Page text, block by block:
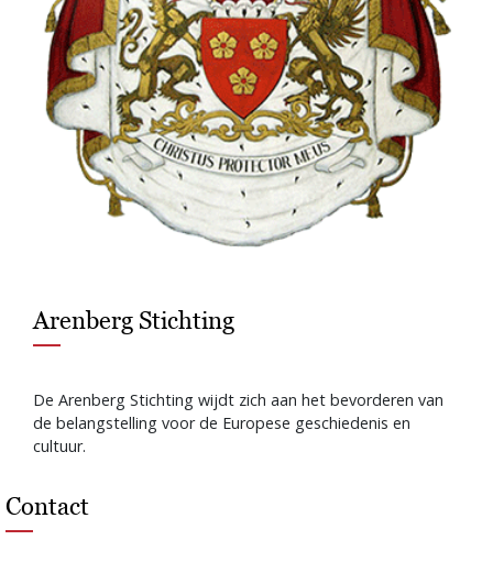
Arenberg Stichting
De Arenberg Stichting wijdt zich aan het bevorderen van
de belangstelling voor de Europese geschiedenis en
cultuur.
Contact